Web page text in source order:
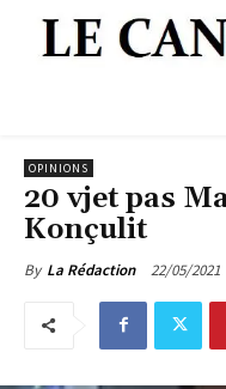
OPINIONS
20 vjet pas
Konçulit
By La Rédaction 22/05/2021